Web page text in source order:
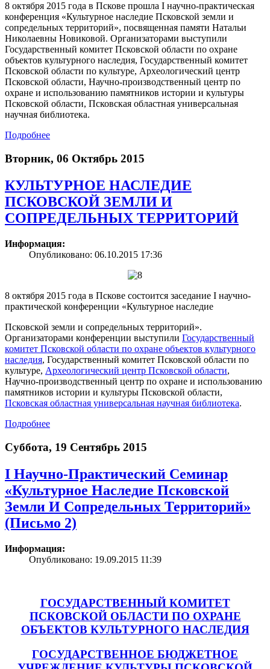
8 октября 2015 года в Пскове прошла I научно-практическая
конференция «Культурное наследие Псковской земли и
сопредельных территорий», посвященная памяти Натальи
Николаевны Новиковой. Организаторами выступили
Государственный комитет Псковской области по охране
объектов культурного наследия, Государственный комитет
Псковской области по культуре, Археологический центр
Псковской области, Научно-производственный центр по
охране и использованию памятников истории и культуры
Псковской области, Псковская областная универсальная
научная библиотека.
Подробнее
Вторник, 06 Октябрь 2015
КУЛЬТУРНОЕ НАСЛЕДИЕ
ПСКОВСКОЙ ЗЕМЛИ И
СОПРЕДЕЛЬНЫХ ТЕРРИТОРИЙ
Информация:
Опубликовано: 06.10.2015 17:36
8 октября 2015 года в Пскове состоится заседание I научно-
практической конференции «Культурное наследие
Псковской земли и сопредельных территорий».
Организаторами конференции выступили Государственный
комитет Псковской области по охране объектов культурного
наследия, Государственный комитет Псковской области по
культуре, Археологический центр Псковской области,
Научно-производственный центр по охране и использованию
памятников истории и культуры Псковской области,
Псковская областная универсальная научная библиотека.
Подробнее
Суббота, 19 Сентябрь 2015
I Научно-Практический Семинар
«Культурное Наследие Псковской
Земли И Сопредельных Территорий»
(Письмо 2)
Информация:
Опубликовано: 19.09.2015 11:39
ГОСУДАРСТВЕННЫЙ КОМИТЕТ
ПСКОВСКОЙ ОБЛАСТИ ПО ОХРАНЕ
ОБЪЕКТОВ КУЛЬТУРНОГО НАСЛЕДИЯ
ГОСУДАРСТВЕННОЕ БЮДЖЕТНОЕ